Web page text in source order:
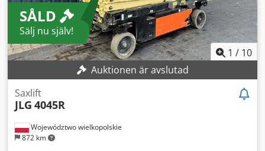
SÅLD
Sälj nu själv!
1 / 10
Auktionen är avslutad
Województwo wielkopolskie
872 km
Saxlift
JLG 4045R